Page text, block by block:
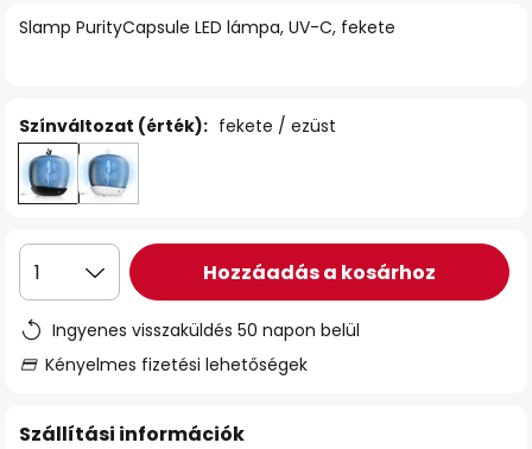
Slamp PurityCapsule LED lámpa, UV-C, fekete
Színváltozat (érték): fekete / ezüst
1 Hozzáadás a kosárhoz
Ingyenes visszaküldés 50 napon belül
Kényelmes fizetési lehetőségek
Szállítási információk